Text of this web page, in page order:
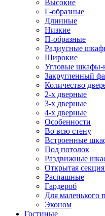
Высокие
Г-образные
Длинные
Низкие
П-образные
Радиусные
Широкие
Угловые шкафы-
Закругленный
Количество
2-х дверные
3-х дверные
4-х дверные
Особенности
Во всю стену
Встроенные
Под потолок
Раздвижные
Открытая
Распашные
Гардероб
Для маленького
Эконом
Гостиные